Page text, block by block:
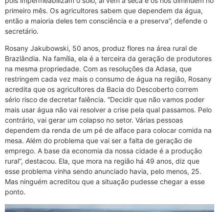
primeiro mês. Os agricultores sabem que dependem da água,
então a maioria deles tem consciência e a preserva”, defende o
secretário.
Rosany Jakubowski, 50 anos, produz flores na área rural de
Brazlândia. Na família, ela é a terceira da geração de produtores
na mesma propriedade. Com as resoluções da Adasa, que
restringem cada vez mais o consumo de água na região, Rosany
acredita que os agricultores da Bacia do Descoberto correm
sério risco de decretar falência. “Decidir que não vamos poder
mais usar água não vai resolver a crise pela qual passamos. Pelo
contrário, vai gerar um colapso no setor. Várias pessoas
dependem da renda de um pé de alface para colocar comida na
mesa. Além do problema que vai ser a falta de geração de
emprego. A base da economia da nossa cidade é a produção
rural”, destacou. Ela, que mora na região há 49 anos, diz que
esse problema vinha sendo anunciado havia, pelo menos, 25.
Mas ninguém acreditou que a situação pudesse chegar a esse
ponto.